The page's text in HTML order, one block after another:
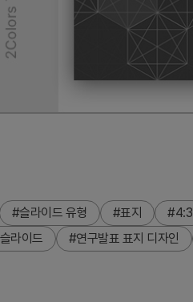
#슬라이드 유형 #표지 #4:3
라이드
#연구발표 표지 디자인